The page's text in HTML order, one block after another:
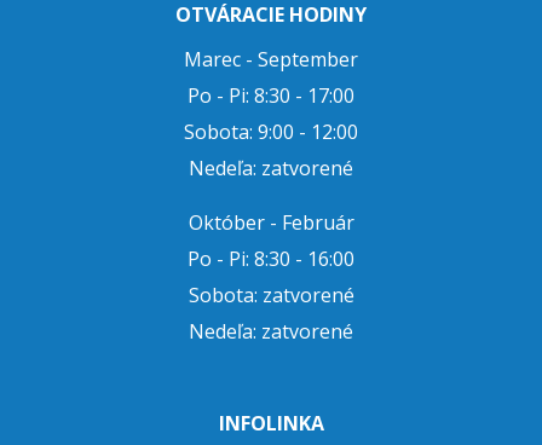
OTVÁRACIE HODINY
Marec - September
Po - Pi: 8:30 - 17:00
Sobota: 9:00 - 12:00
Nedeľa: zatvorené
Október - Február
Po - Pi: 8:30 - 16:00
Sobota: zatvorené
Nedeľa: zatvorené
INFOLINKA